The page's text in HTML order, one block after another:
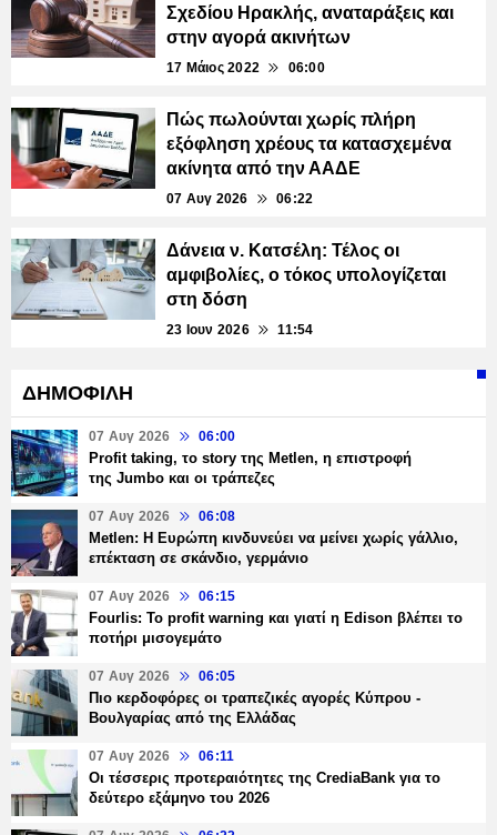
Σχεδίου Ηρακλής, αναταράξεις και
στην αγορά ακινήτων
17 Μάιος 2022 06:00
Πώς πωλούνται χωρίς πλήρη
εξόφληση χρέους τα κατασχεμένα
ακίνητα από την ΑΑΔΕ
07 Αυγ 2026 06:22
Δάνεια ν. Κατσέλη: Τέλος οι
αμφιβολίες, ο τόκος υπολογίζεται
στη δόση
23 Ιουν 2026 11:54
ΔΗΜΟΦΙΛΗ
07 Αυγ 2026 06:00
Profit taking, το story της Metlen, η επιστροφή
της Jumbo και οι τράπεζες
07 Αυγ 2026 06:08
Metlen: Η Ευρώπη κινδυνεύει να μείνει χωρίς γάλλιο,
επέκταση σε σκάνδιο, γερμάνιο
07 Αυγ 2026 06:15
Fourlis: Το profit warning και γιατί η Edison βλέπει το
ποτήρι μισογεμάτο
07 Αυγ 2026 06:05
Πιο κερδοφόρες οι τραπεζικές αγορές Κύπρου -
Βουλγαρίας από της Ελλάδας
07 Αυγ 2026 06:11
Οι τέσσερις προτεραιότητες της CrediaBank για το
δεύτερο εξάμηνο του 2026